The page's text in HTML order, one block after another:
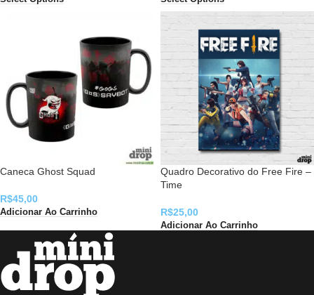
Caneca Ghost Squad
R$45,00
Adicionar Ao Carrinho
Quadro Decorativo do Free Fire –
Time
R$25,00
Adicionar Ao Carrinho